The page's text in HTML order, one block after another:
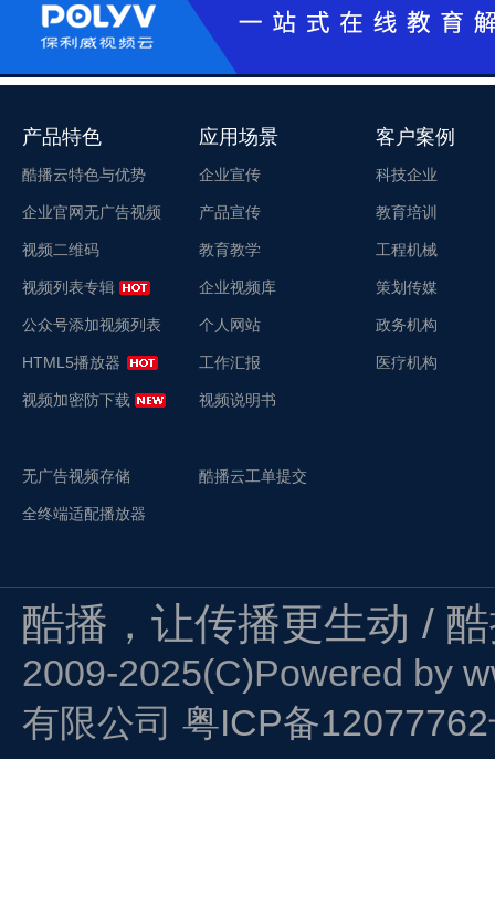
产品特色
酷播云特色与优势
企业官网无广告视频
视频二维码
视频列表专辑
公众号添加视频列表
HTML5播放器
视频加密防下载
无广告视频存储
全终端适配播放器
应用场景
企业宣传
产品宣传
教育教学
企业视频库
个人网站
工作汇报
视频说明书
酷播云工单提交
客户案例
科技企业
教育培训
工程机械
策划传媒
政务机构
医疗机构
酷播，让传播更生动 /
2009-2025(C)Powered by
有限公司 粤ICP备